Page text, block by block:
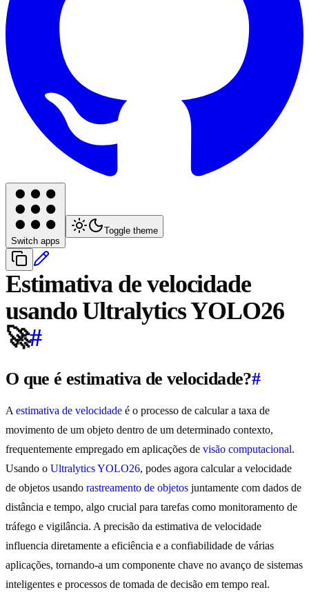
Switch apps
Toggle theme
Estimativa de velocidade
usando Ultralytics YOLO26
🚀#
O que é estimativa de velocidade?#
A estimativa de velocidade é o processo de calcular a taxa de
movimento de um objeto dentro de um determinado contexto,
frequentemente empregado em aplicações de visão computacional.
Usando o Ultralytics YOLO26, podes agora calcular a velocidade
de objetos usando rastreamento de objetos juntamente com dados de
distância e tempo, algo crucial para tarefas como monitoramento de
tráfego e vigilância. A precisão da estimativa de velocidade
influencia diretamente a eficiência e a confiabilidade de várias
aplicações, tornando-a um componente chave no avanço de sistemas
inteligentes e processos de tomada de decisão em tempo real.